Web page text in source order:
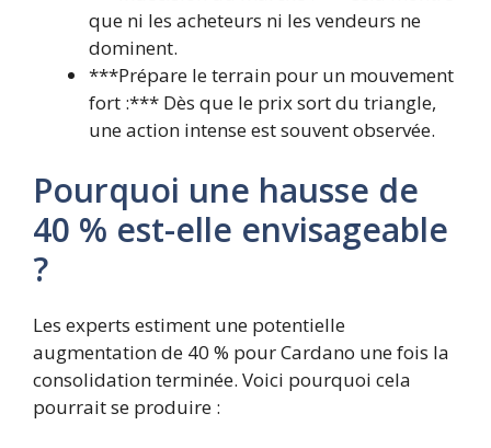
que ni les acheteurs ni les vendeurs ne
dominent.
***Prépare le terrain pour un mouvement
fort :*** Dès que le prix sort du triangle,
une action intense est souvent observée.
Pourquoi une hausse de
40 % est-elle envisageable
?
Les experts estiment une potentielle
augmentation de 40 % pour Cardano une fois la
consolidation terminée. Voici pourquoi cela
pourrait se produire :